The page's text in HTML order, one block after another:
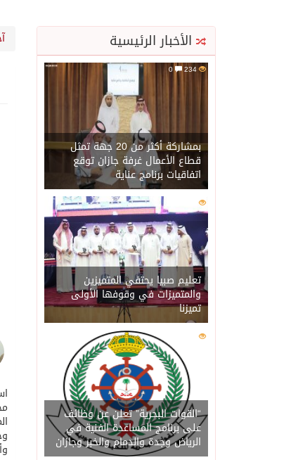
08/08/2026السديس: اتفاقية مكة
08/08/2026وزير الدفاع:
08/08/2026رئيس وزراء العراق
08/08/2026الرياض وأنقرة
08/08/2026حالة الطقس
07/08/2026جماعة الحوثي تعلن
07/08/2026قمة سعودية – تركية
07/08/2026مقتل شخصين وإصابة 14 إثر انفجار عبوة ناسفة داخل حافلة في ريف
الأخبار الرئيسية
234
بمشاركة أكثر من 20 جهة تمثل
قطاع الأعمال غرفة جازان توقع
اتفاقيات برنامج عناية
217
تعليم صبيا يحتفي المتميزين
والمتميزات في وقوفها الأولى
تميزنا
211
“القوات البحرية” تعلن عن وظائف
على برنامج المساعدة الفنية في
الرياض وجدة والدمام والخبر وجازان